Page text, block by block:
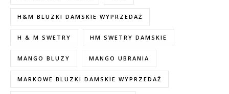
H&M BLUZKI DAMSKIE WYPRZEDAŻ
H & M SWETRY HM SWETRY DAMSKIE
MANGO BLUZY MANGO UBRANIA
MARKOWE BLUZKI DAMSKIE WYPRZEDAŻ